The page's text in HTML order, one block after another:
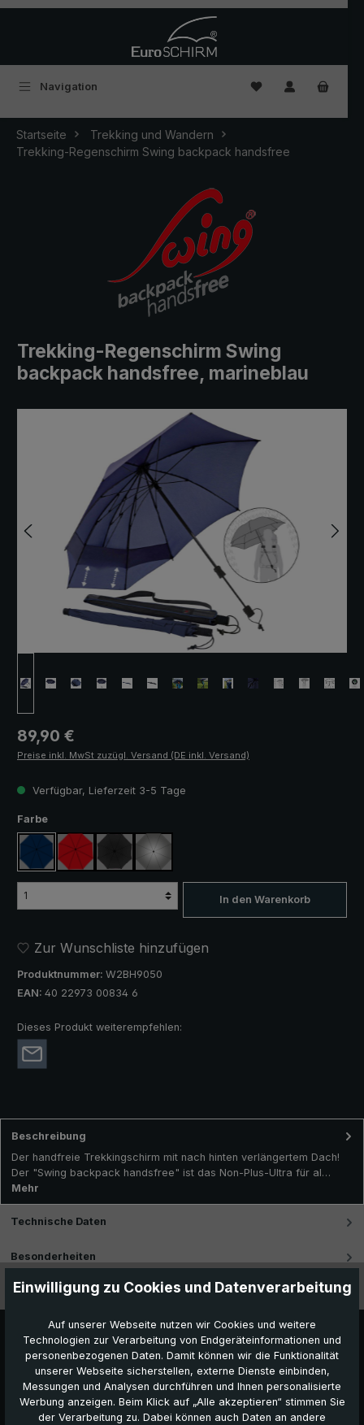
Navigation Du hast 0
Startseite
Trekking und Wandern
Trekking-Regenschirm Swing backpack handsfree
Trekking-Regenschirm Swing
backpack handsfree, marineblau
Regulärer Preis:
89,90 €
Preise inkl. MwSt zuzügl. Versand (DE inkl. Versand)
Verfügbar, Lieferzeit 3-5 Tage
Farbeauswählen
marineblau
rot schwarzsilber, UV-Schutz 50+
In den Warenkorb
Zur Wunschliste hinzufügen
Produktnummer: W2BH9050
EAN: 40 22973 00834 6
Dieses Produkt weiterempfehlen:
Beschreibung
Der handfreie Trekkingschirm mit nach hinten verlängertem Dach!
Der "Swing backpack handsfree" ist das Non-Plus-Ultra für al…
Mehr
Technische Daten
Besonderheiten
Videos
Einwilligung zu Cookies und Datenverarbeitung
Auf unserer Webseite nutzen wir Cookies und weitere
Technologien zur Verarbeitung von Endgeräteinformationen und
personenbezogenen Daten. Damit können wir die Funktionalität
unserer Webseite sicherstellen, externe Dienste einbinden,
Messungen und Analysen durchführen und Ihnen personalisierte
Werbung anzeigen. Beim Klick auf „Alle akzeptieren“ stimmen Sie
der Verarbeitung zu. Dabei können auch Daten an andere